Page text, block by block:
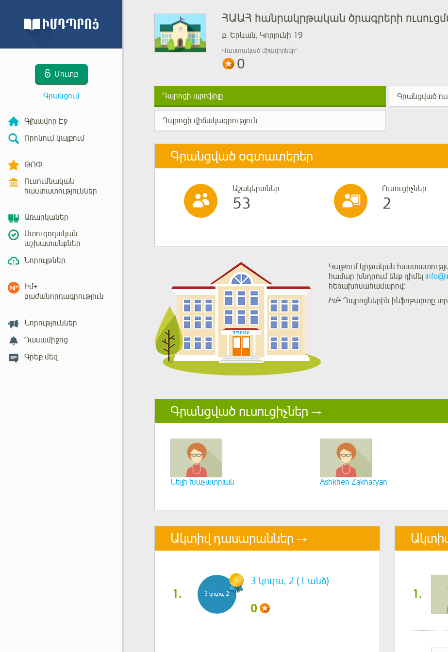
Մուտք
Գրանցում
Գլխավոր Էջ
Որոնում կայքում
ԹՈՓ
Ուսումնական
հաստատություններ
Առարկաներ
Ստուգողական
աշխատանքներ
Նորույթներ
Իմ+
բաժանորդագրություն
Նորություններ
Դասամիջոց
Գրեք մեզ
ՀԱԱՀ հանրակրթական ծրագրերի
ք. Երևան, Կորյունի 19
Վաստակած միավորներ՝
0
Դպրոցի պրոֆիլը Գրանցված
Դպրոցի վիճակագրություն
Գրանցված օգտատերեր
Աշակերտներ
53
Ուսուցիչներ
2
Կայքում կրթական
համար խնդրում ենք դիմել
հեռախոսահամարով:
Իմ+ Դպրոցներին ինֆոքարտը
Գրանցված ուսուցիչներ
Նելլի Խաչատրյան Ashkhen Zakharyan
Ակտիվ դասարաններ
1. 3 կուրս, 2
3 կուրս, 2 (1 անձ)
0
1.